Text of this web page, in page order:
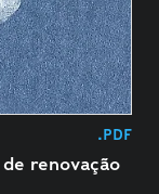
.PDF
renovação